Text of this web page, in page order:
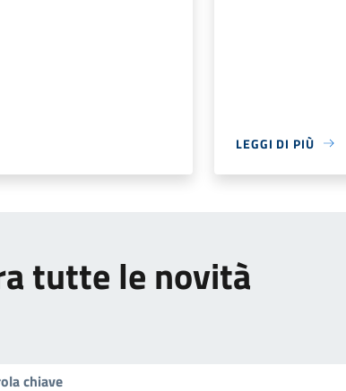
LEGGI DI PIÙ
tutte le novità